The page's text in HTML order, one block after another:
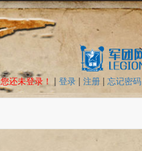
您还未登录！ | 登录 | 注册 | 忘记密码